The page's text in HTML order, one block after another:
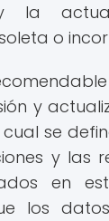
y la
o
y
se
y las
en
los